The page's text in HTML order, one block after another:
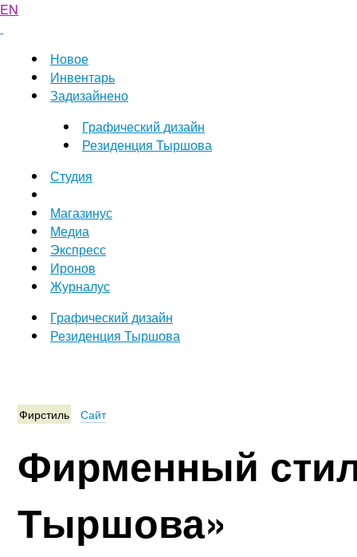
EN
Новое
Инвентарь
Задизайнено
Графический дизайн
Резиденция Тыршова
Студия
Магазинус
Медиа
Экспресс
Иронов
Журналус
Графический дизайн
Резиденция Тыршова
Фирстиль Сайт
Фирменный
Тыршова»